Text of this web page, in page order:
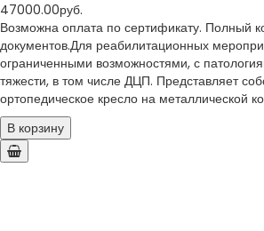
47000.00руб.
Возможна оплата по сертификату. Полный
документов.Для реабилитационных
ограниченными возможностями, с
тяжести, в том числе ДЦП. Представляет
ортопедическое кресло на металлической
В корзину